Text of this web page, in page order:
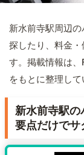
新水前寺駅周辺
探したり、料金
す。掲載情報は
をもとに整理して
新水前寺駅の
要点だけでサ